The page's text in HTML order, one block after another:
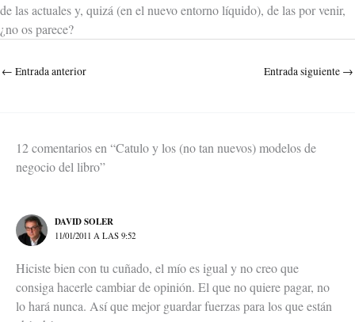
de las actuales y, quizá (en el nuevo entorno líquido), de las por venir,
¿no os parece?
← Entrada anterior Entrada siguiente →
12 comentarios en “Catulo y los (no tan nuevos) modelos de
negocio del libro”
DAVID SOLER
11/01/2011 A LAS 9:52
Hiciste bien con tu cuñado, el mío es igual y no creo que
consiga hacerle cambiar de opinión. El que no quiere pagar, no
lo hará nunca. Así que mejor guardar fuerzas para los que están